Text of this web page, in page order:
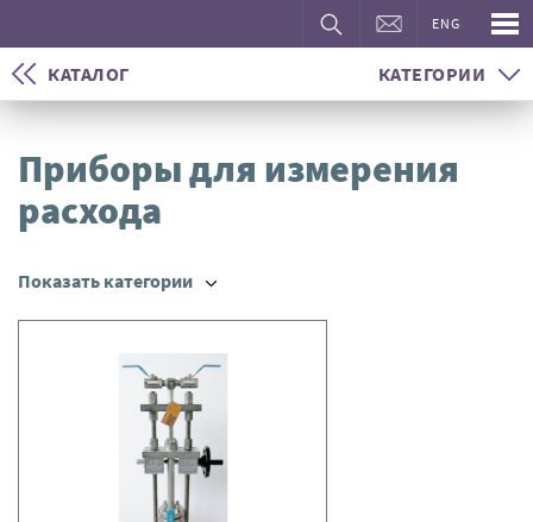
ENG
КАТАЛОГ КАТЕГОРИИ
Приборы для измерения
расхода
Показать категории